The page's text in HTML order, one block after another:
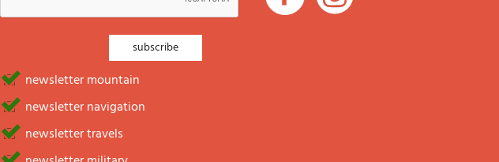
newsletter mountain
newsletter navigation
newsletter travels